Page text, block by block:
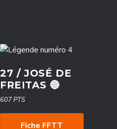
27 / JOSÉ DE
FREITAS 🔵
607 PTS
Fiche FFTT